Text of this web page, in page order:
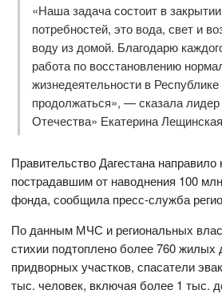
«Наша задача состоит в
потребностей, это вода, свет и
воду из домой. Благодарю
работа по восстановлению
жизнедеятельности в
продолжаться», — сказала лидер
Отечества» Екатерина
Правительство Дагестана
пострадавшим от наводнения 100
фонда, сообщила пресс-служба
По данным МЧС и региональных
стихии подтоплено более 760 жилых
придворных участков, спасатели
тыс. человек, включая более 1 тыс.